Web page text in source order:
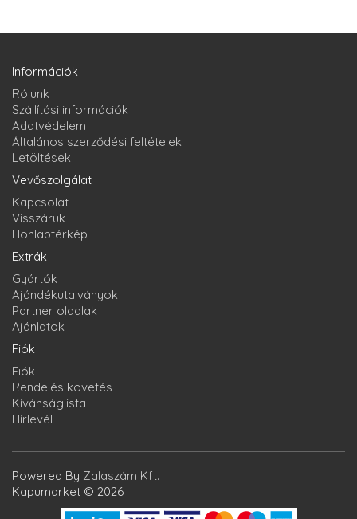
Információk
Rólunk
Szállítási információk
Adatvédelem
Általános szerződési feltételek
Letöltések
Vevőszolgálat
Kapcsolat
Visszáruk
Honlaptérkép
Extrák
Gyártók
Ajándékutalványok
Partner oldalak
Ajánlatok
Fiók
Fiók
Rendelés követés
Kívánságlista
Hírlevél
Powered By Zalaszám Kft.
Kapumarket © 2026